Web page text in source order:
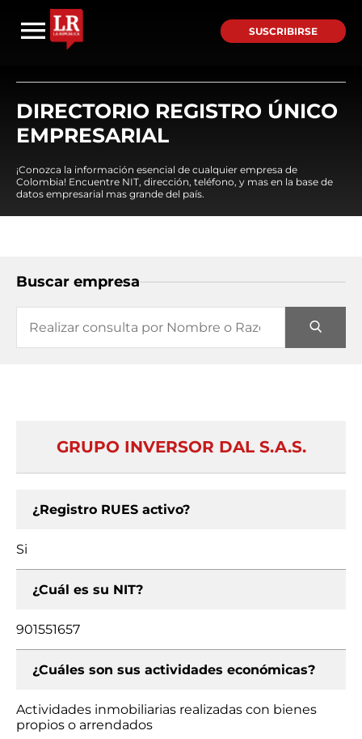
SUSCRIBIRSE
DIRECTORIO REGISTRO ÚNICO
EMPRESARIAL
¡Conozca la información esencial de cualquier empresa de
Colombia! Encuentre NIT, dirección, teléfono, y mas en la base de
datos empresarial mas grande del país.
Buscar empresa
GRUPO INVERSOR DAL S.A.S.
¿Registro RUES activo?
Si
¿Cuál es su NIT?
901551657
¿Cuáles son sus actividades económicas?
Actividades inmobiliarias realizadas con bienes
propios o arrendados